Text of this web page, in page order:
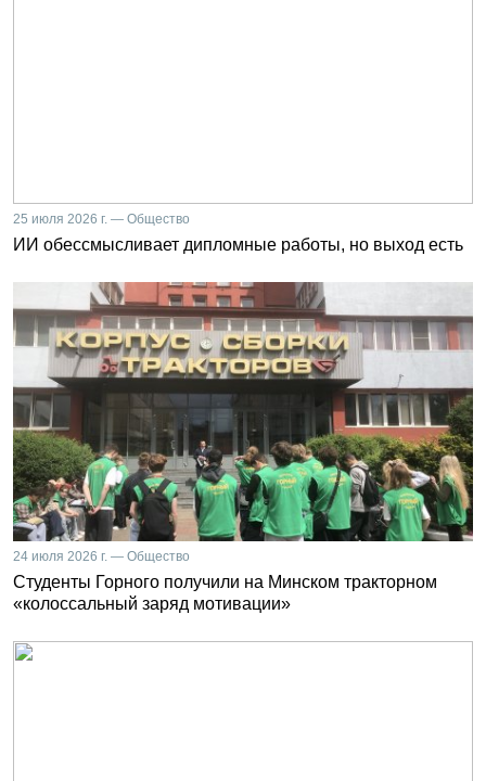
25 июля 2026 г. — Общество
ИИ обессмысливает дипломные работы, но выход есть
24 июля 2026 г. — Общество
Студенты Горного получили на Минском тракторном
«колоссальный заряд мотивации»